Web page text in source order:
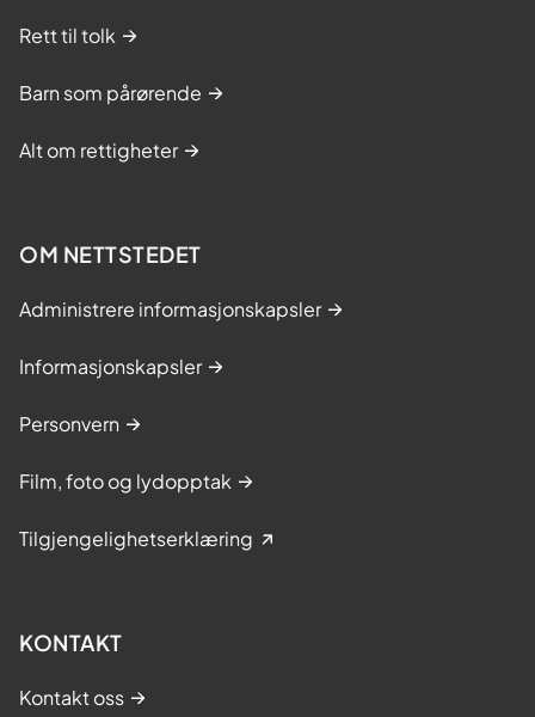
Rett til tolk
Barn som pårørende
Alt om rettigheter
OM NETTSTEDET
Administrere informasjonskapsler
Informasjonskapsler
Personvern
Film, foto og lydopptak
Tilgjengelighetserklæring
KONTAKT
Kontakt oss